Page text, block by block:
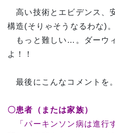
高い技術とエビデンス、
構造(そりゃそうなるわな)。
もっと難しい…。ダーウ
よ！！
最後にこんなコメントを。
〇患者（または家族）
「パーキンソン病は進行